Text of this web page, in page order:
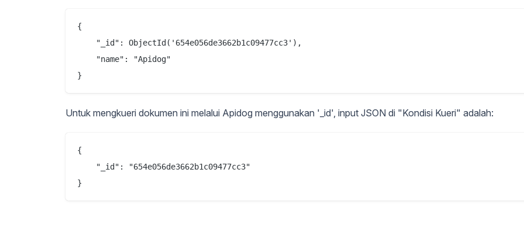
{
    "_id": ObjectId('654e056de3662b1c09477cc3'),
    "name": "Apidog"
Untuk mengkueri dokumen ini melalui Apidog menggunakan '_id', input JSON di "Kondisi Kueri" adalah:
{
    "_id": "654e056de3662b1c09477cc3"